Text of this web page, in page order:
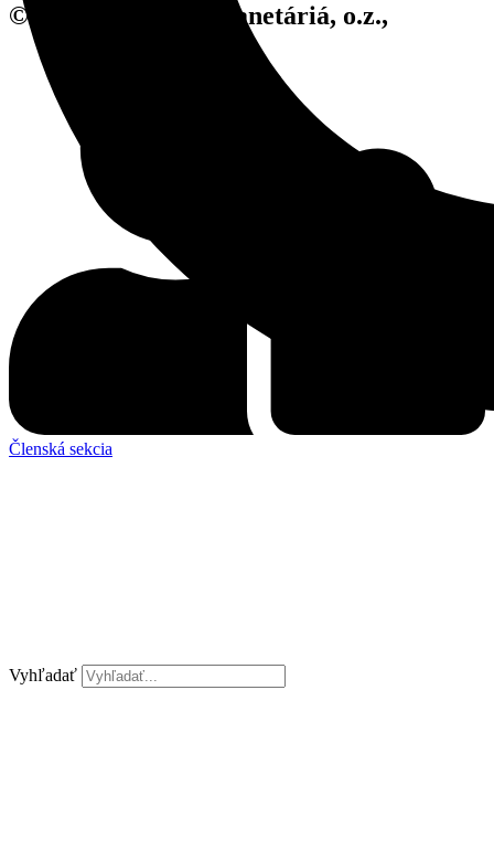
Vyhľadať
© 2024 Slovenské planetáriá, o.z.,
Členská sekcia